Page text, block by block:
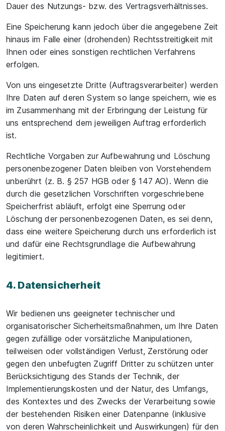
Dauer des Nutzungs- bzw. des Vertragsverhältnisses.
Eine Speicherung kann jedoch über die angegebene Zeit
hinaus im Falle einer (drohenden) Rechtsstreitigkeit mit
Ihnen oder eines sonstigen rechtlichen Verfahrens
erfolgen.
Von uns eingesetzte Dritte (Auftragsverarbeiter) werden
Ihre Daten auf deren System so lange speichern, wie es
im Zusammenhang mit der Erbringung der Leistung für
uns entsprechend dem jeweiligen Auftrag erforderlich
ist.
Rechtliche Vorgaben zur Aufbewahrung und Löschung
personenbezogener Daten bleiben von Vorstehendem
unberührt (z. B. § 257 HGB oder § 147 AO). Wenn die
durch die gesetzlichen Vorschriften vorgeschriebene
Speicherfrist abläuft, erfolgt eine Sperrung oder
Löschung der personenbezogenen Daten, es sei denn,
dass eine weitere Speicherung durch uns erforderlich ist
und dafür eine Rechtsgrundlage die Aufbewahrung
legitimiert.
4. Datensicherheit
Wir bedienen uns geeigneter technischer und
organisatorischer Sicherheitsmaßnahmen, um Ihre Daten
gegen zufällige oder vorsätzliche Manipulationen,
teilweisen oder vollständigen Verlust, Zerstörung oder
gegen den unbefugten Zugriff Dritter zu schützen unter
Berücksichtigung des Stands der Technik, der
Implementierungskosten und der Natur, des Umfangs,
des Kontextes und des Zwecks der Verarbeitung sowie
der bestehenden Risiken einer Datenpanne (inklusive
von deren Wahrscheinlichkeit und Auswirkungen) für den